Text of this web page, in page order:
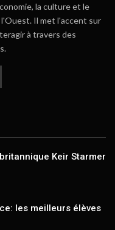
la culture et le
Il met l'accent sur
à travers des
Keir Starmer
les meilleurs élèves